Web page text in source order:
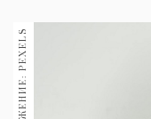
Книги
30+
Гурме